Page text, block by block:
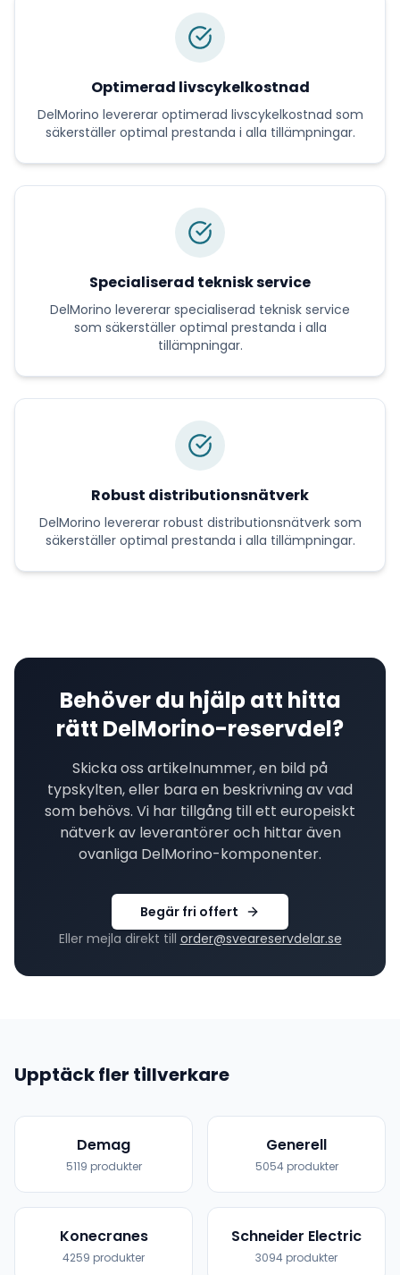
Optimerad livscykelkostnad
DelMorino levererar optimerad livscykelkostnad som
säkerställer optimal prestanda i alla tillämpningar.
Specialiserad teknisk service
DelMorino levererar specialiserad teknisk service
som säkerställer optimal prestanda i alla
tillämpningar.
Robust distributionsnätverk
DelMorino levererar robust distributionsnätverksom
säkerställer optimal prestanda i alla tillämpningar.
Behöver du hjälp att hitta
rätt DelMorino-reservdel?
Skicka oss artikelnummer, en bild på
typskylten, eller bara en beskrivning av vad
som behövs. Vi har tillgång till ett europeiskt
nätverk av leverantörer och hittar även
ovanliga DelMorino-komponenter.
Begär fri offert
Eller mejla direkt till order@sveareservdelar.se
Upptäck fler tillverkare
Demag
5119 produkter
Generell
5054produkter
Konecranes
4259 produkter
Schneider Electric
3094 produkter